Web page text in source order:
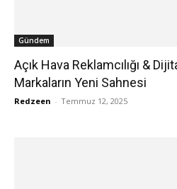
Gündem
Açık Hava Reklamcılığı &
Markaların Yeni Sahnesi
Redzeen - Temmuz 12, 2025